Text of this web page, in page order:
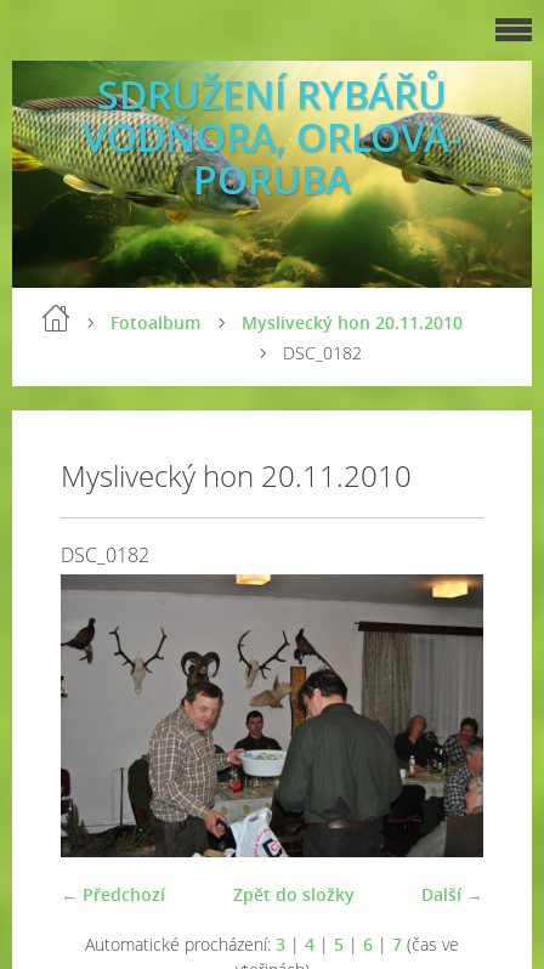
SDRUŽENÍ RYBÁŘŮ
VODŇORA, ORLOVÁ-
PORUBA
Fotoalbum
Myslivecký hon 20.11.2010
DSC_0182
Myslivecký hon 20.11.2010
DSC_0182
← Předchozí Další →
Zpět do složky
Automatické procházení: 3 | 4 | 5 | 6 | 7 (čas ve